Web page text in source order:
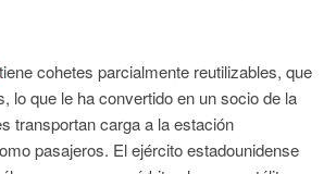
tiene cohetes parcialmente reutilizables, que
lo que le ha convertido en un socio de la
transportan carga a la estación
pasajeros. El ejército estadounidense